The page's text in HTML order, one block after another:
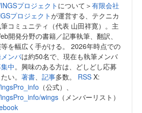
プロジェクト について＞有限会社
プロジェクトが運営する、テクニカ
コミュニティ（代表 山田祥寛）。主
開発分野の書籍／記事執筆、翻訳、
を幅広く手がける。 2026年時点での
ンバは約50名で、現在も執筆メンバ
中。興味のある方は、どしどし応募
い。 著書、 記事多数。 RSS X:
（公式）、
wings （メンバーリスト）